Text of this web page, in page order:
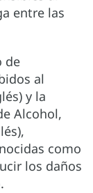
entre las
de
al
y la
Alcohol,
como
los daños